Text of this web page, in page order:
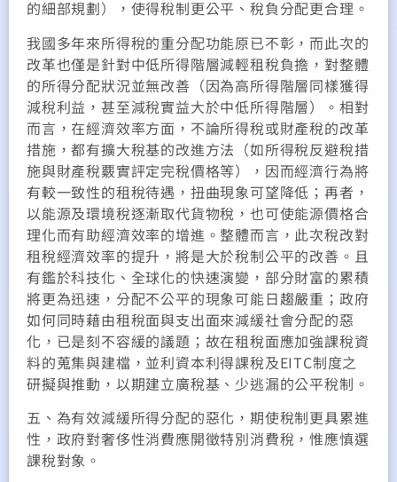
的細部規劃），使得稅制更公平、稅負分配更合理。
我國多年來所得稅的重分配功能原已不彰，而此次的
改革也僅是針對中低所得階層減輕租稅負擔，對整體
的所得分配狀況並無改善（因為高所得階層同樣獲得
減稅利益，甚至減稅實益大於中低所得階層）。相對
而言，在經濟效率方面，不論所得稅或財產稅的改革
措施，都有擴大稅基的改進方法（如所得稅反避稅措
施與財產稅覈實評定完稅價格等），因而經濟行為將
有較一致性的租稅待遇，扭曲現象可望降低；再者，
以能源及環境稅逐漸取代貨物稅，也可使能源價格合
理化而有助經濟效率的增進。整體而言，此次稅改對
租稅經濟效率的提升，將是大於稅制公平的改善。且
有鑑於科技化、全球化的快速演變，部分財富的累積
將更為迅速，分配不公平的現象可能日趨嚴重；政府
如何同時藉由租稅面與支出面來減緩社會分配的惡
化，已是刻不容緩的議題；故在租稅面應加強課稅資
料的蒐集與建檔，並利資本利得課稅及EITC制度之
研擬與推動，以期建立廣稅基、少逃漏的公平稅制。
五、為有效減緩所得分配的惡化，期使稅制更具累進
性，政府對奢侈性消費應開徵特別消費稅，惟應慎選
課稅對象。